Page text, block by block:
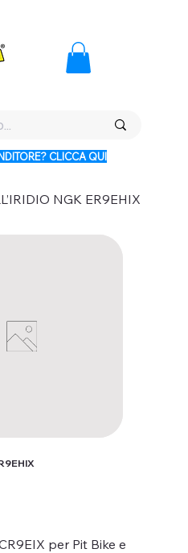
CLICCA QUI
NGK ER9EHIX
per Pit Bike e